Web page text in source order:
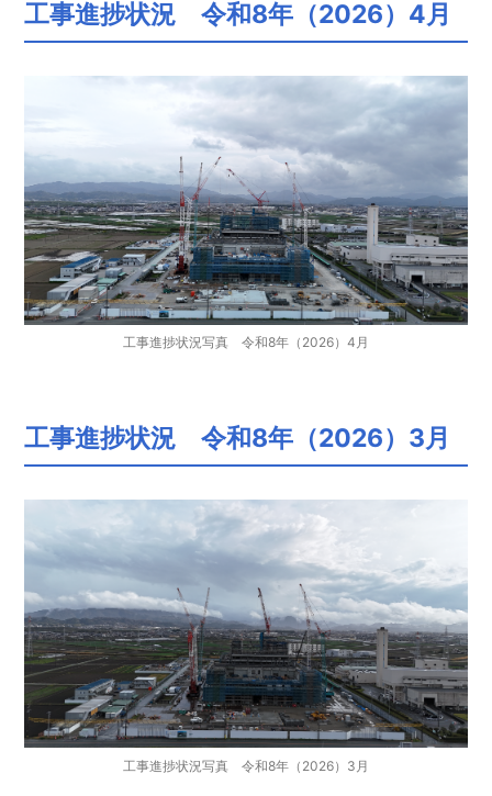
工事進捗状況 令和8年（2026）4月
工事進捗状況写真 令和8年（2026）4月
工事進捗状況 令和8年（2026）3月
工事進捗状況写真 令和8年（2026）3月